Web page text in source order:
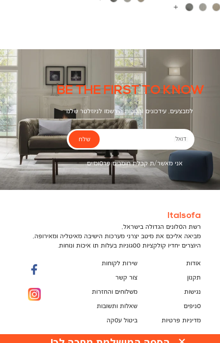
עוד
עוד
BE THE FIRST TO KNOW
למבצעים, עידכונים והטבות הירשמו לניוזלטר שלנו
דואל
אני מאשר/ת קבלת חומרים פרסומיים
שלח
Italsofa
רשת הסלונים הגדולה בישראל,
מביאה אליכם את מיטב יצרני מערכות הישיבה מאיטליה ומאירופה,
היוצרים יחדיו קולקציות ססגוניות בעלות תו איכות ונוחות.
אודות
תקנון
נגישות
סניפים
מדיניות פרטיות
שירות לקוחות
צור קשר
משלוחים והחזרות
שאלות ותשובות
ביטול עסקה
תקנון מועדון לקוחות